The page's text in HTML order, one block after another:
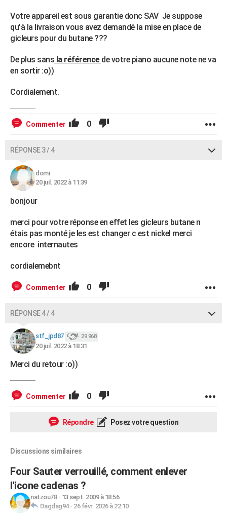
Votre appareil est sous garantie donc SAV Je suppose
qu'à la livraison vous avez demandé la mise en place de
gicleurs pour du butane ???
De plus sans la référence de votre piano aucune note ne va
en sortir :o))
Cordialement.
Commenter 0
RÉPONSE 3 / 4
domi
20 juil. 2022 à 11:39
bonjour
merci pour votre réponse en effet les gicleurs butane n
étais pas monté je les est changer c est nickel merci
encore internautes
cordialemebnt
Commenter 0
RÉPONSE 4 / 4
stf_jpd87 29 968
20 juil. 2022 à 18:31
Merci du retour :o))
Commenter 0
Répondre Posez votre question
Discussions similaires
Four Sauter verrouillé, comment enlever
l'icone cadenas ?
natzou78- 13 sept. 2009 à 18:56
Dagdag94- 26 févr. 2026 à 22:10